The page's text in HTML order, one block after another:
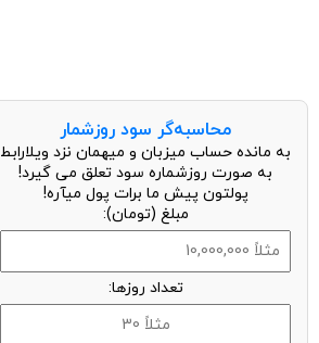
محاسبه‌گر سود روزشمار
به مانده حساب میزبان و میهمان نزد ویلارابط
به صورت روزشماره سود تعلق می گیرد!
پولتون پیش ما برات پول میآره!
مبلغ (تومان):
تعداد روزها: